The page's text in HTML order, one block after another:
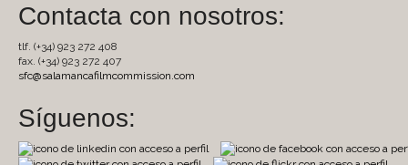
Contacta con nosotros:
tlf. (+34) 923 272 408
fax. (+34) 923 272 407
sfc@salamancafilmcommission.com
Síguenos: